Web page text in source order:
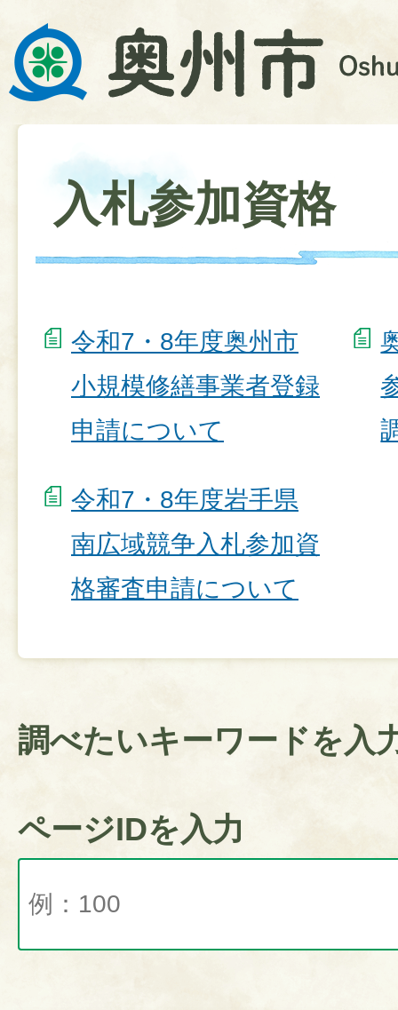
入札参加資格
令和7・8年度奥州市
小規模修繕事業者登録
申請について
令和7・8年度岩手県
南広域競争入札参加資
格審査申請について
調べたいキーワードを入
ページIDを入力